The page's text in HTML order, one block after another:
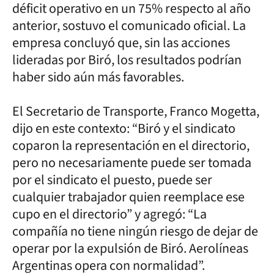
déficit operativo en un 75% respecto al año
anterior, sostuvo el comunicado oficial. La
empresa concluyó que, sin las acciones
lideradas por Biró, los resultados podrían
haber sido aún más favorables.
El Secretario de Transporte, Franco Mogetta,
dijo en este contexto: “Biró y el sindicato
coparon la representación en el directorio,
pero no necesariamente puede ser tomada
por el sindicato el puesto, puede ser
cualquier trabajador quien reemplace ese
cupo en el directorio” y agregó: “La
compañía no tiene ningún riesgo de dejar de
operar por la expulsión de Biró. Aerolíneas
Argentinas opera con normalidad”.